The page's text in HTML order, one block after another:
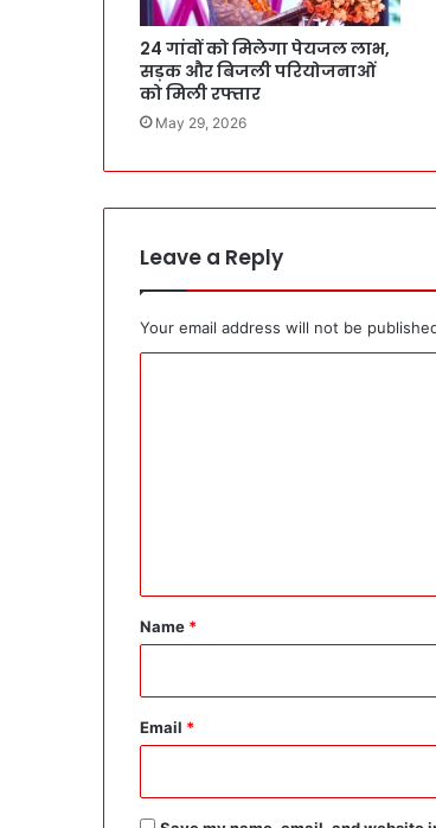
24 गांवों को मिलेगा पेयजल लाभ,
सड़क और बिजली परियोजनाओं
को मिली रफ्तार
May 29, 2026
Leave a Reply
Your email address will not be
*
Name *
Email *